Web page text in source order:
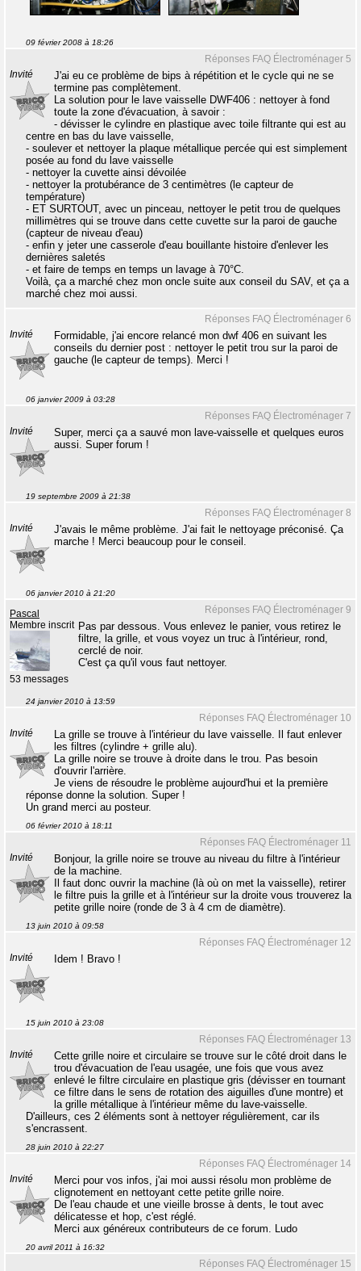
09 février 2008 à 18:26
Réponses FAQ Électroménager 5
Invité
J'ai eu ce problème de bips à répétition et le cycle qui ne se
termine pas complètement.
La solution pour le lave vaisselle DWF406 : nettoyer à fond
toute la zone d'évacuation, à savoir :
- dévisser le cylindre en plastique avec toile filtrante qui est au
centre en bas du lave vaisselle,
- soulever et nettoyer la plaque métallique percée qui est simplement
posée au fond du lave vaisselle
- nettoyer la cuvette ainsi dévoilée
- nettoyer la protubérance de 3 centimètres (le capteur de
température)
- ET SURTOUT, avec un pinceau, nettoyer le petit trou de quelques
millimètres qui se trouve dans cette cuvette sur la paroi de gauche
(capteur de niveau d'eau)
- enfin y jeter une casserole d'eau bouillante histoire d'enlever les
dernières saletés
- et faire de temps en temps un lavage à 70°C.
Voilà, ça a marché chez mon oncle suite aux conseil du SAV, et ça a
marché chez moi aussi.
Réponses FAQ Électroménager 6
Invité
Formidable, j'ai encore relancé mon dwf 406 en suivant les
conseils du dernier post : nettoyer le petit trou sur la paroi de
gauche (le capteur de temps). Merci !
06 janvier 2009 à 03:28
Réponses FAQ Électroménager 7
Invité
Super, merci ça a sauvé mon lave-vaisselle et quelques euros
aussi. Super forum !
19 septembre 2009 à 21:38
Réponses FAQ Électroménager 8
Invité
J'avais le même problème. J'ai fait le nettoyage préconisé. Ça
marche ! Merci beaucoup pour le conseil.
06 janvier 2010 à 21:20
Réponses FAQ Électroménager 9
Pascal
Membre inscrit
53 messages
Pas par dessous. Vous enlevez le panier, vous retirez le
filtre, la grille, et vous voyez un truc à l'intérieur, rond,
cerclé de noir.
C'est ça qu'il vous faut nettoyer.
24 janvier 2010 à 13:59
Réponses FAQ Électroménager 10
Invité
La grille se trouve à l'intérieur du lave vaisselle. Il faut enlever
les filtres (cylindre + grille alu).
La grille noire se trouve à droite dans le trou. Pas besoin
d'ouvrir l'arrière.
Je viens de résoudre le problème aujourd'hui et la première
réponse donne la solution. Super !
Un grand merci au posteur.
06 février 2010 à 18:11
Réponses FAQ Électroménager 11
Invité
Bonjour, la grille noire se trouve au niveau du filtre à l'intérieur
de la machine.
Il faut donc ouvrir la machine (là où on met la vaisselle), retirer
le filtre puis la grille et à l'intérieur sur la droite vous trouverez la
petite grille noire (ronde de 3 à 4 cm de diamètre).
13 juin 2010 à 09:58
Réponses FAQ Électroménager 12
Invité Idem ! Bravo !
15 juin 2010 à 23:08
Réponses FAQ Électroménager 13
Invité
Cette grille noire et circulaire se trouve sur le côté droit dans le
trou d'évacuation de l'eau usagée, une fois que vous avez
enlevé le filtre circulaire en plastique gris (dévisser en tournant
ce filtre dans le sens de rotation des aiguilles d'une montre) et
la grille métallique à l'intérieur même du lave-vaisselle.
D'ailleurs, ces 2 éléments sont à nettoyer régulièrement, car ils
s'encrassent.
28 juin 2010 à 22:27
Réponses FAQ Électroménager 14
Invité
Merci pour vos infos, j'ai moi aussi résolu mon problème de
clignotement en nettoyant cette petite grille noire.
De l'eau chaude et une vieille brosse à dents, le tout avec
délicatesse et hop, c'est réglé.
Merci aux généreux contributeurs de ce forum. Ludo
20 avril 2011 à 16:32
Réponses FAQ Électroménager 15